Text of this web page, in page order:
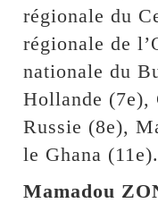
régionale du
régionale de
nationale du
Hollande (7e),
Russie (8e),
le Ghana (11e).
Mamadou